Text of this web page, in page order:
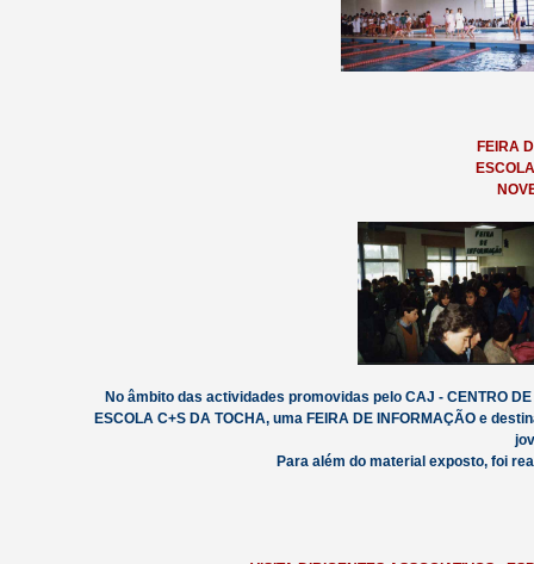
FEIRA
No âmbito das actividades promovidas pelo CAJ - CENTRO
ESCOLA C+S DA TOCHA, uma FEIRA DE INFORMAÇÃO e
Para além do material exposto, foi